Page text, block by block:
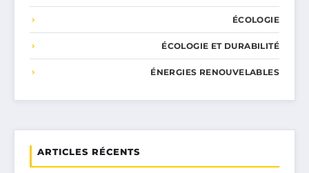
ÉCOLOGIE
ÉCOLOGIE ET DURABILITÉ
ÉNERGIES RENOUVELABLES
ARTICLES RÉCENTS